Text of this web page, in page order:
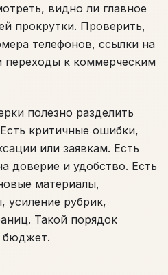
видно ли главное
прокрутки. Проверить,
телефонов, ссылки на
переходы к коммерческим
полезно разделить
критичные ошибки,
или заявкам. Есть
доверие и удобство. Есть
материалы,
усиление рубрик,
Такой порядок
бюджет.